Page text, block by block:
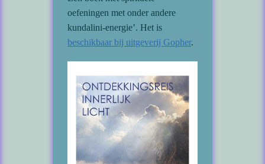
oefeningen met onder andere
kundalini-energie’. Het is
beschikbaar bij uitgeverij Gopher.